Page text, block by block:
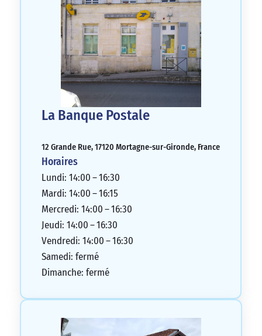
La Banque Postale
12 Grande Rue, 17120 Mortagne-sur-Gironde, France
Horaires
Lundi: 14:00 – 16:30
Mardi: 14:00 – 16:15
Mercredi: 14:00 – 16:30
Jeudi: 14:00 – 16:30
Vendredi: 14:00 – 16:30
Samedi: fermé
Dimanche: fermé